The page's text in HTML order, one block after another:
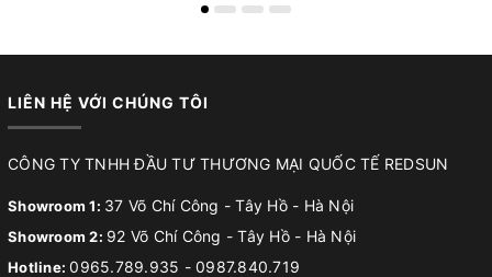
LIÊN HỆ VỚI CHÚNG TÔI
CÔNG TY TNHH ĐẦU TƯ THƯƠNG MẠI QUỐC TẾ REDSUN
Showroom 1: 37 Võ Chí Công - Tây Hồ - Hà Nội
Showroom 2: 92 Võ Chí Công - Tây Hồ - Hà Nội
Hotline:0965.789.935 - 0987.840.719